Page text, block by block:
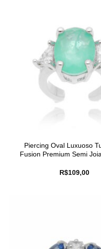
Piercing Oval Luxuoso
Fusion Premium Semi
R$109,00